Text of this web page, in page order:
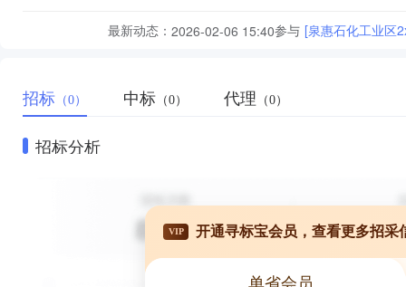
最新动态： 2026-02-06 15:40参与 [泉惠石化工业区
招标 （0） 中标 （0） 代理 （0）
招标分析
VIP 开通寻标宝会员，查看更多招采
单省会员